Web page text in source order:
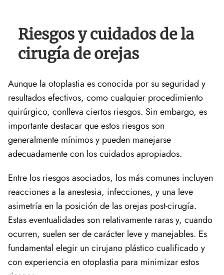
Riesgos y cuidados de la
cirugía de orejas
Aunque la otoplastia es conocida por su seguridad y
resultados efectivos, como cualquier procedimiento
quirúrgico, conlleva ciertos riesgos. Sin embargo, es
importante destacar que estos riesgos son
generalmente mínimos y pueden manejarse
adecuadamente con los cuidados apropiados.
Entre los riesgos asociados, los más comunes incluyen
reacciones a la anestesia, infecciones, y una leve
asimetría en la posición de las orejas post-cirugía.
Estas eventualidades son relativamente raras y, cuando
ocurren, suelen ser de carácter leve y manejables. Es
fundamental elegir un cirujano plástico cualificado y
con experiencia en otoplastia para minimizar estos